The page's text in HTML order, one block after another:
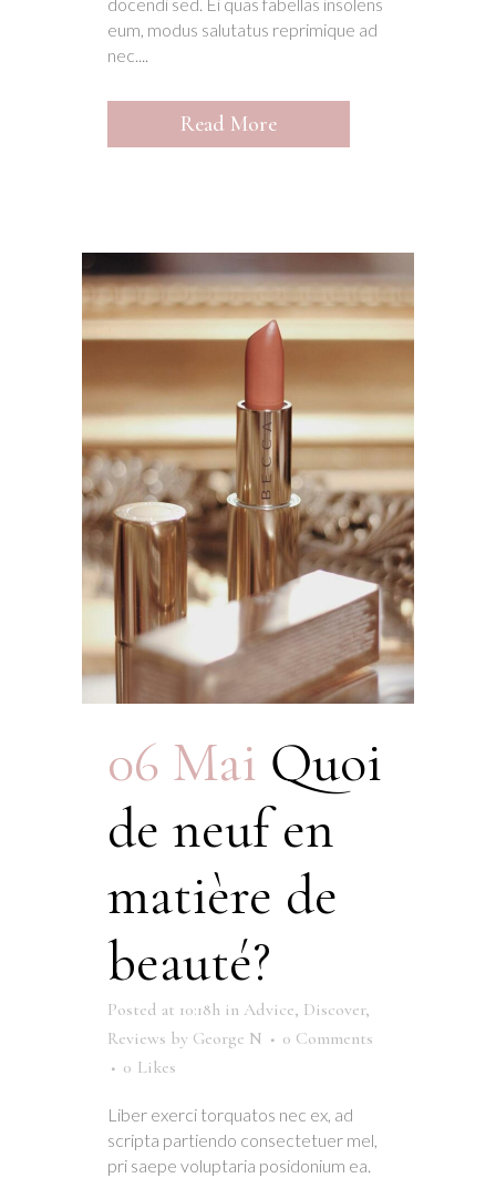
eum, modus salutatus reprimique ad
nec....
Read More
06 Mai Quoi
de neuf en
matière de
beauté?
Posted at 10:18h in Advice, Discover,
Reviews by George N
0 Comments
0 Likes
Liber exerci torquatos nec ex, ad
scripta partiendo consectetuer mel,
pri saepe voluptaria posidonium ea.